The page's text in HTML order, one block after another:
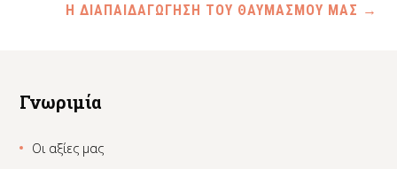
Η ΔΙΑΠΑΙΔΑΓΩΓΗΣΗ ΤΟΥ ΘΑΥΜΑΣΜΟΥ ΜΑΣ →
Γνωριμία
Οι αξίες μας